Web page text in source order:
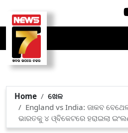
Home
ଖେଳ
England vs India: ଜାକବ
ଭାରତକୁ ୪ ଓ୍ବିକେଟରେ ହରାଇଲା